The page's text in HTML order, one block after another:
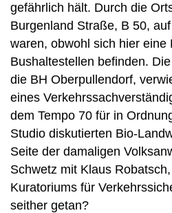
gefährlich hält. Durch die
Burgenland Straße, B 50,
waren, obwohl sich hier eine
Bushaltestellen befinden.
die BH Oberpullendorf,
eines
dem Tempo 70 für in
Studio diskutierten Bio-
Seite der damaligen
Schwetz mit Klaus
Kuratoriums für
seither getan?